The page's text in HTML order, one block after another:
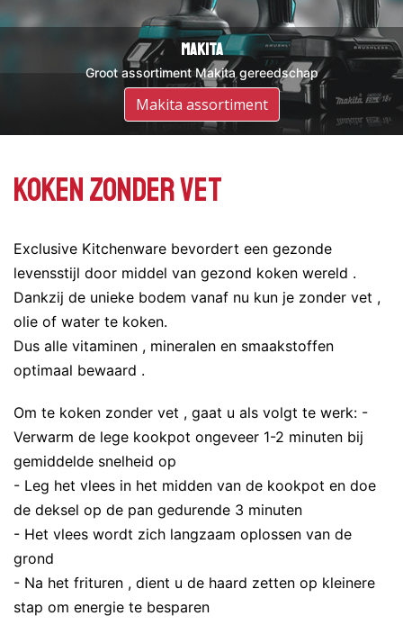
Makita
Groot assortiment Makita gereedschap
Makita assortiment
DeWalt
Groot assortiment DeWalt gereedschap
Assortiment DeWalt
Koken zonder vet
Exclusive Kitchenware bevordert een gezonde
levensstijl door middel van gezond koken wereld .
Dankzij de unieke bodem vanaf nu kun je zonder vet ,
olie of water te koken.
Dus alle vitaminen , mineralen en smaakstoffen
optimaal bewaard .
Om te koken zonder vet , gaat u als volgt te werk: -
Verwarm de lege kookpot ongeveer 1-2 minuten bij
gemiddelde snelheid op
- Leg het vlees in het midden van de kookpot en doe
de deksel op de pan gedurende 3 minuten
- Het vlees wordt zich langzaam oplossen van de
grond
- Na het frituren , dient u de haard zetten op kleinere
stap om energie te besparen